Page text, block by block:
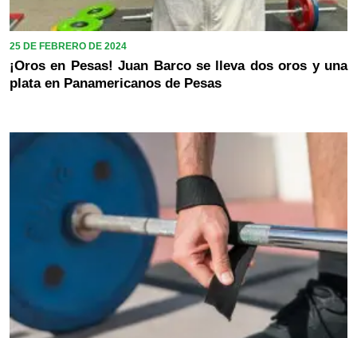
25 DE FEBRERO DE 2024
¡Oros en Pesas! Juan Barco se lleva dos oros y una
plata en Panamericanos de Pesas